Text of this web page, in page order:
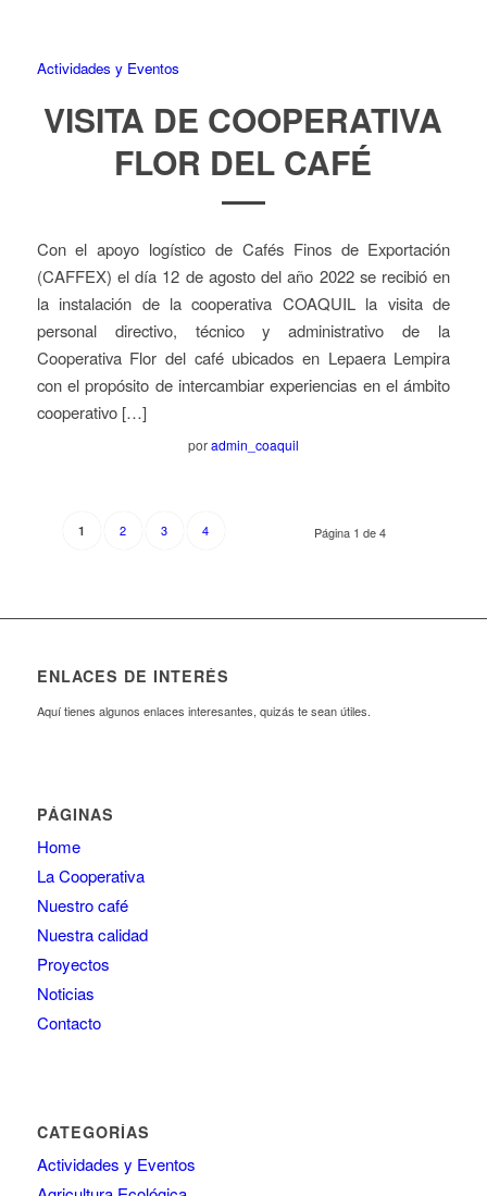
Actividades y Eventos
VISITA DE COOPERATIVA
FLOR DEL CAFÉ
Con el apoyo logístico de Cafés Finos de Exportación
(CAFFEX) el día 12 de agosto del año 2022 se recibió en
la instalación de la cooperativa COAQUIL la visita de
personal directivo, técnico y administrativo de la
Cooperativa Flor del café ubicados en Lepaera Lempira
con el propósito de intercambiar experiencias en el ámbito
cooperativo […]
poradmin_coaquil
Página 1 de 4
1 2 3 4
ENLACES DE INTERÉS
Aquí tienes algunos enlaces interesantes, quizás te sean útiles.
PÁGINAS
Home
La Cooperativa
Nuestro café
Nuestra calidad
Proyectos
Noticias
Contacto
CATEGORÍAS
Actividades y Eventos